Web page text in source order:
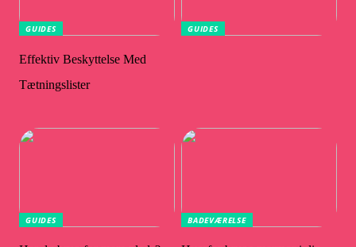
GUIDES
Effektiv Beskyttelse Med
Tætningslister
GUIDES
GUIDES BADEVÆRELSE